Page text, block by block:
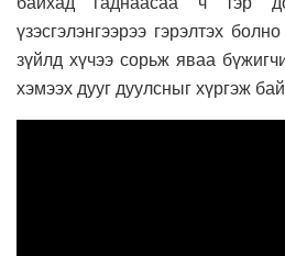
үзэсгэлэнгээрээ гэрэлтэх
зүйлд хүчээ сорьж яваа
хэмээх дууг дуулсныг хүргэж